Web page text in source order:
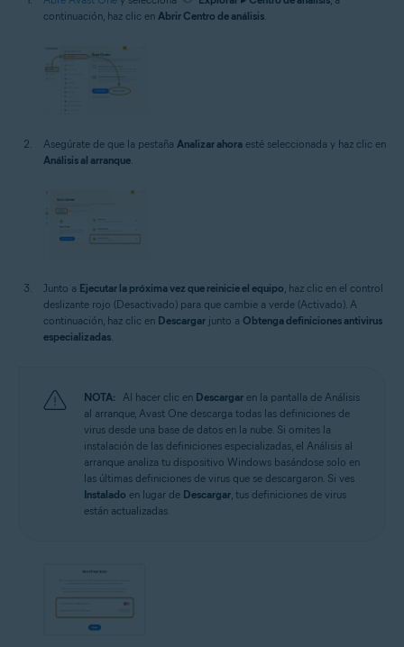
continuación, haz clic en Abrir Centro de análisis.
Asegúrate de que la pestaña Analizar ahora esté seleccionada y haz clic en
Análisis al arranque.
Junto a Ejecutar la próxima vez que reinicie el equipo, haz clic en el control
deslizante rojo (Desactivado) para que cambie a verde (Activado). A
continuación, haz clic en Descargar junto a Obtenga definiciones antivirus
especializadas.
NOTA: Al hacer clic en Descargar en la pantalla de Análisis
al arranque, Avast One descarga todas las definiciones de
virus desde una base de datos en la nube. Si omites la
instalación de las definiciones especializadas, el Análisis al
arranque analiza tu dispositivo Windows basándose solo en
las últimas definiciones de virus que se descargaron. Si ves
Instalado en lugar de Descargar, tus definiciones de virus
están actualizadas.